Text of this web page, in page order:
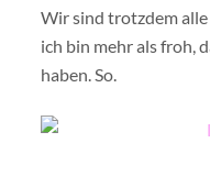
Wir sind trotzdem
ich bin mehr als froh,
haben. So.